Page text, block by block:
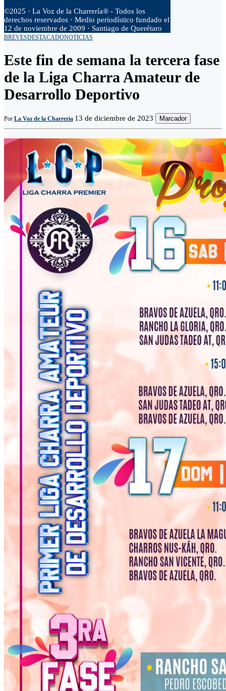
©2025 · La Voz de la Charrería® - Todos los
derechos reservados · Medio periodístico fundado el
12 de noviembre de 2009 · Santiago de Querétaro
BREVESDESTACADONOTICIAS
Este fin de semana la tercera fase
de la Liga Charra Amateur de
Desarrollo Deportivo
Por La Voz de la Charreria 13 de diciembre de 2023 Marcador